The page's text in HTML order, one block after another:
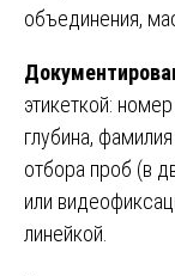
объединения,
этикеткой:
глубина,
отбора проб (в
или
линейкой.